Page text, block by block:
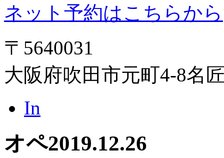
ネット予約はこちらから
〒5640031
大阪府吹田市元町4-8名
In
オペ2019.12.26